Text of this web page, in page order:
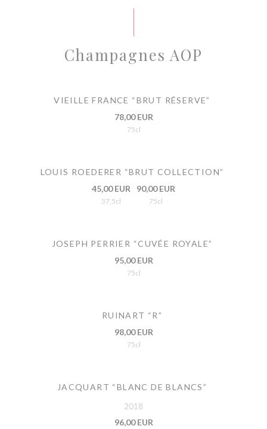
Champagnes AOP
VIEILLE FRANCE “BRUT RÉSERVE”
78,00 EUR
75cl
LOUIS ROEDERER “BRUT COLLECTION”
45,00 EUR
37,5cl
90,00 EUR
75cl
JOSEPH PERRIER “CUVÉE ROYALE”
95,00 EUR
75cl
RUINART “R”
98,00 EUR
75cl
JACQUART “BLANC DE BLANCS”
2018
96,00 EUR